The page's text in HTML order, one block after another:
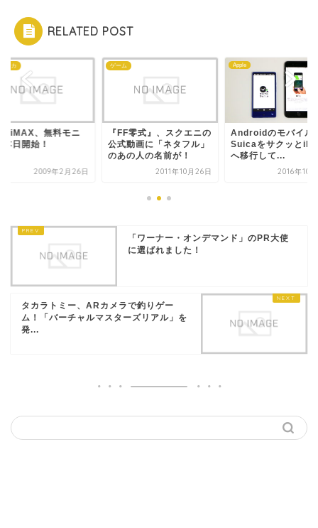
RELATED POST
零式』、スクエニの
動画に「ネタフル」
2011年10月26日
Apple
Androidのモバイル
SuicaをサクッとiPhone
へ移行して...
2016年10月25日
投稿:アスカ
UQ WiMAX、無料
ター本日開始！
2009年2
「ワーナー・オンデマンド」のPR大使
に選ばれました！
タカラトミー、ARカメラで釣りゲー
ム！「バーチャルマスターズリアル」を
発...